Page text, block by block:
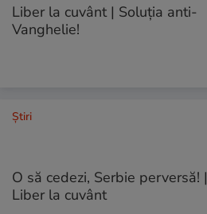
Liber la cuvânt | Soluția anti-
Vanghelie!
Ştiri
O să cedezi, Serbie perversă! |
Liber la cuvânt